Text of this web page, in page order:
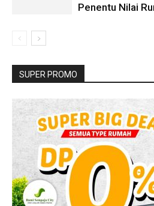
Penentu Nilai
SUPER PROMO